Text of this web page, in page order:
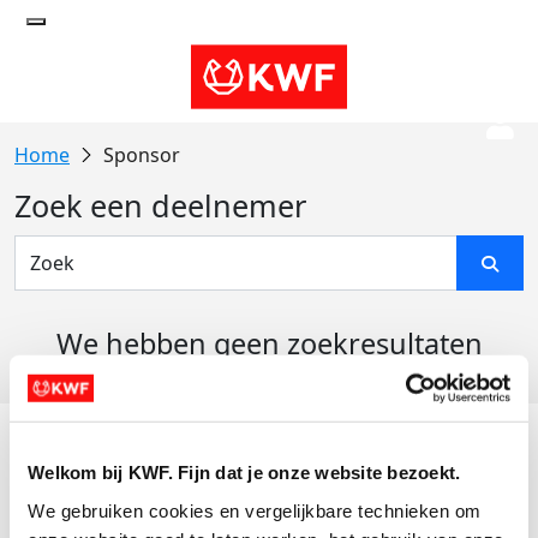
Welkom bij KWF. Fijn dat je onze website bezoekt.
We gebruiken cookies en vergelijkbare technieken om
Sponsor
Zoek een deelnemer
We hebben geen zoekresultaten
Actiematerialen
Evenementen